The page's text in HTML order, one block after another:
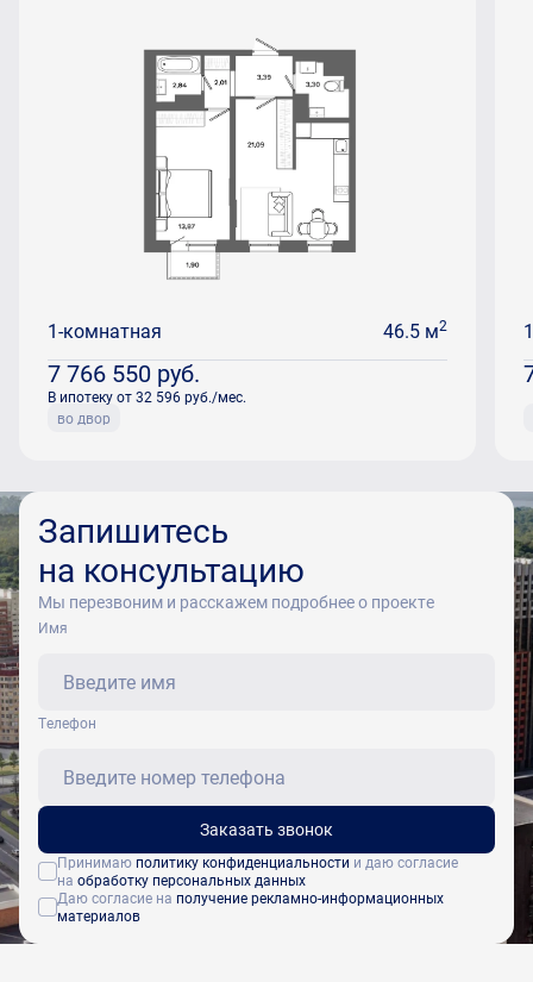
1-комнатная 46.5 м2
7 766 550 руб.
В ипотеку от 32 596 руб./мес.
во двор
Запишитесь
на консультацию
Мы перезвоним и расскажем подробнее о проекте
Имя
Tелефон
Заказать звонок
Принимаю политику конфиденциальности и даю согласие
на обработку персональных данных
Даю согласие на получение рекламно-информационных
материалов